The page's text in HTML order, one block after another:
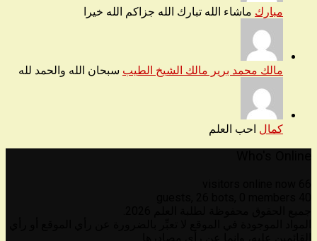
مبارك ماشاء الله تبارك الله جزاكم الله خيرا
مالك محمد برير مالك الشيخ الطيب سبحان الله والحمد لله
كمال احب العلم